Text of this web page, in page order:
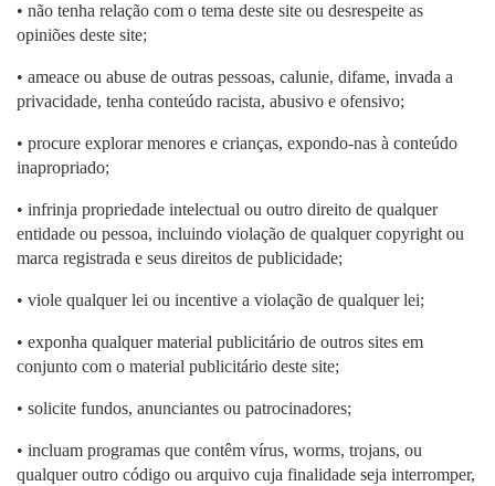
• não tenha relação com o tema deste site ou desrespeite as
opiniões deste site;
• ameace ou abuse de outras pessoas, calunie, difame, invada a
privacidade, tenha conteúdo racista, abusivo e ofensivo;
• procure explorar menores e crianças, expondo-nas à conteúdo
inapropriado;
• infrinja propriedade intelectual ou outro direito de qualquer
entidade ou pessoa, incluindo violação de qualquer copyright ou
marca registrada e seus direitos de publicidade;
• viole qualquer lei ou incentive a violação de qualquer lei;
• exponha qualquer material publicitário de outros sites em
conjunto com o material publicitário deste site;
• solicite fundos, anunciantes ou patrocinadores;
• incluam programas que contêm vírus, worms, trojans, ou
qualquer outro código ou arquivo cuja finalidade seja interromper,